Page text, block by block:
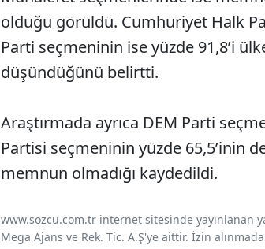
olduğu görüldü. Cumhuriyet Halk
Parti seçmeninin ise yüzde 91,8’i
düşündüğünü belirtti.
Araştırmada ayrıca DEM Parti
Partisi seçmeninin yüzde 65,5’inin
memnun olmadığı kaydedildi.
www.sozcu.com.tr internet sitesinde yayınlanan
Mega Ajans ve Rek. Tic. A.Ş'ye aittir. İzin